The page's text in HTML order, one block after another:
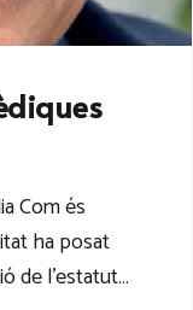
Com és
ha posat
de l’estatut…